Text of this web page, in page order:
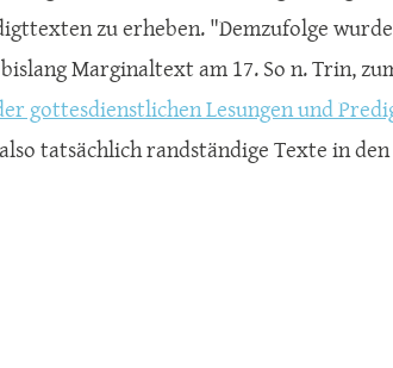
zu erheben. "Demzufolge wurde
Marginaltext am 17. So n. Trin,
gottesdienstlichen Lesungen und
tatsächlich randständige Texte in den